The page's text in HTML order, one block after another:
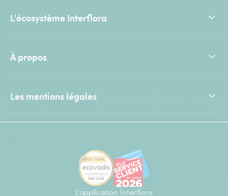
L'écosystème Interflora
À propos
Les mentions légales
L'application Interflora